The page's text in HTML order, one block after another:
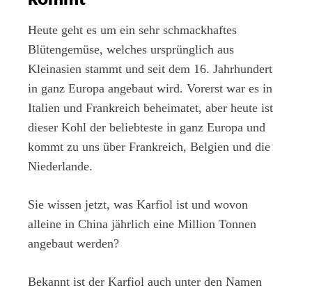
Heute geht es um ein sehr schmackhaftes
Blütengemüse, welches ursprünglich aus
Kleinasien stammt und seit dem 16. Jahrhundert
in ganz Europa angebaut wird. Vorerst war es in
Italien und Frankreich beheimatet, aber heute ist
dieser Kohl der beliebteste in ganz Europa und
kommt zu uns über Frankreich, Belgien und die
Niederlande.
Sie wissen jetzt, was Karfiol ist und wovon
alleine in China jährlich eine Million Tonnen
angebaut werden?
Bekannt ist der Karfiol auch unter den Namen